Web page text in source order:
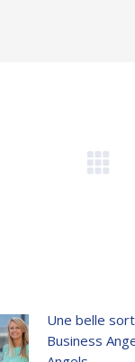
Une belle
Business